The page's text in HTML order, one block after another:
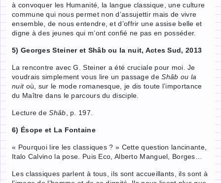
à convoquer les Humanité, la langue classique, une culture
commune qui nous permet non d’assujettir mais de vivre
ensemble, de nous entendre, et d’offrir une assise belle et
digne à des jeunes qui m’ont confié ne pas en posséder.
5) Georges Steiner et Shâb ou la nuit, Actes Sud, 2013
La rencontre avec G. Steiner a été cruciale pour moi. Je
voudrais simplement vous lire un passage deShâb ou la
nuitoù, sur le mode romanesque, je dis toute l’importance
du Maître dans le parcours du disciple.
Lecture deShâb , p. 197.
6) Ésope et La Fontaine
« Pourquoi lire les classiques ? » Cette question lancinante,
Italo Calvino la pose. Puis Eco, Alberto Manguel, Borges…
Les classiques parlent à tous, ils sont accueillants, ils sont à